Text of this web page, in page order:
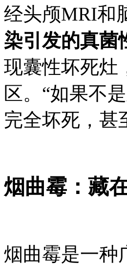
经头颅MRI和
染引发的真菌
现囊性坏死灶
区。“如果不
完全坏死，甚
烟曲霉：藏
烟曲霉是一种